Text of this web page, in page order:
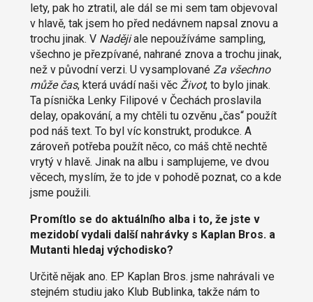
lety, pak ho ztratil, ale dál se mi sem tam objevoval
v hlavě, tak jsem ho před nedávnem napsal znovu a
trochu jinak. V Nadějiale nepoužíváme sampling,
všechno je přezpívané, nahrané znova a trochu jinak,
než v původní verzi. U vysamplované Za všechno
může čas, která uvádí naši věc Život, to bylo jinak.
Ta písnička Lenky Filipové v Čechách proslavila
delay, opakování, a my chtěli tu ozvěnu „čas“ použít
pod náš text. To byl víc konstrukt, produkce. A
zároveň potřeba použít něco, co máš chtě nechtě
vrytý v hlavě. Jinak na albu i samplujeme, ve dvou
věcech, myslím, že to jde v pohodě poznat, co a kde
jsme použili.
Promítlo se do aktuálního alba i to, že jste v
mezidobí vydali další nahrávky s Kaplan Bros. a
Mutanti hledaj východisko?
Určitě nějak ano. EP Kaplan Bros. jsme nahrávali ve
stejném studiu jako Klub Bublinka, takže nám to